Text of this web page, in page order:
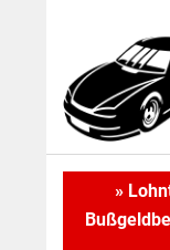
content
sidebar
»